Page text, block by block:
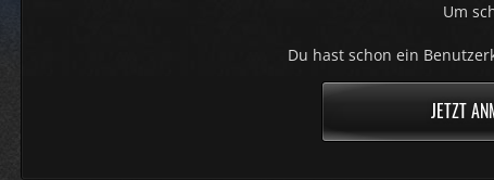
Um
Du hast schon ein
JETZT